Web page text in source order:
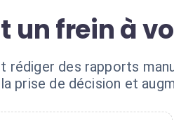
un frein à
rédiger des rapports
prise de décision et